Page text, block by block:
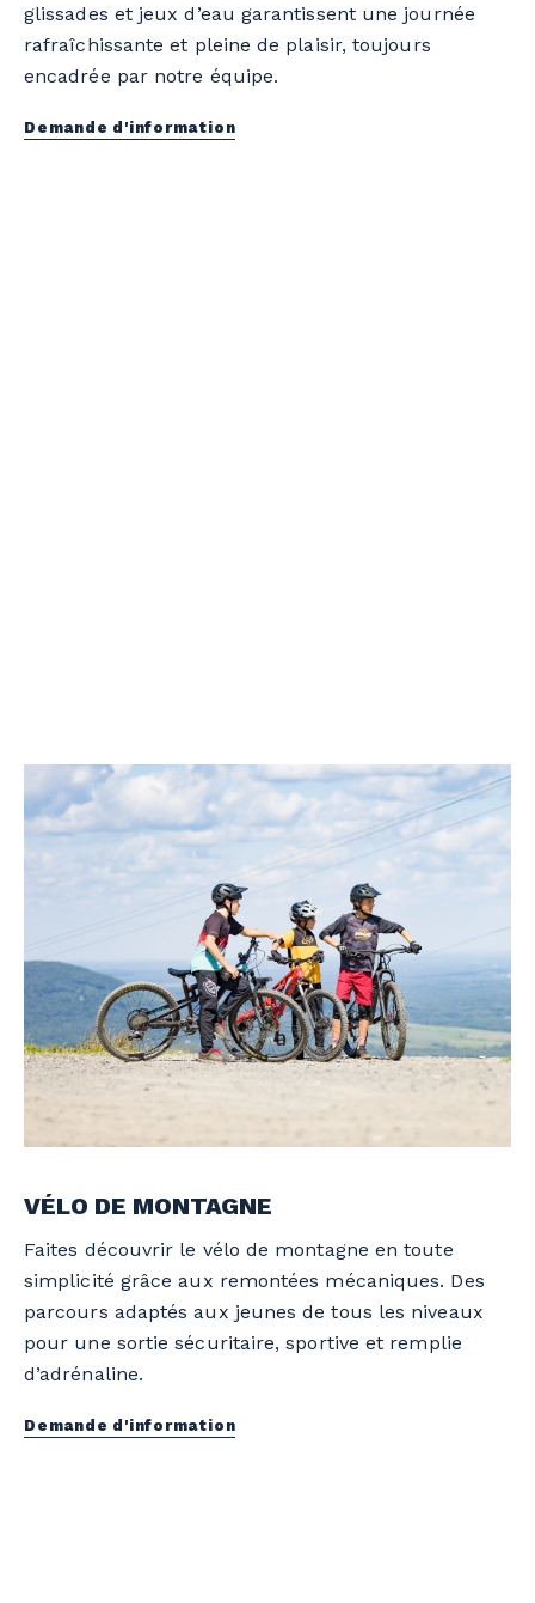
glissades et jeux d’eau garantissent une journée
rafraîchissante et pleine de plaisir, toujours
encadrée par notre équipe.
Demande d'information
VÉLO DE MONTAGNE
Faites découvrir le vélo de montagne en toute
simplicité grâce aux remontées mécaniques. Des
parcours adaptés aux jeunes de tous les niveaux
pour une sortie sécuritaire, sportive et remplie
d’adrénaline.
Demande d'information